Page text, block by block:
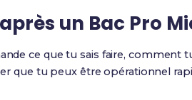
un Bac Pro
ce que tu sais faire, comment
que tu peux être opérationnel